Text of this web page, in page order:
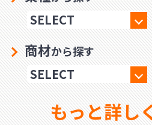
商材から探す
もっと詳し